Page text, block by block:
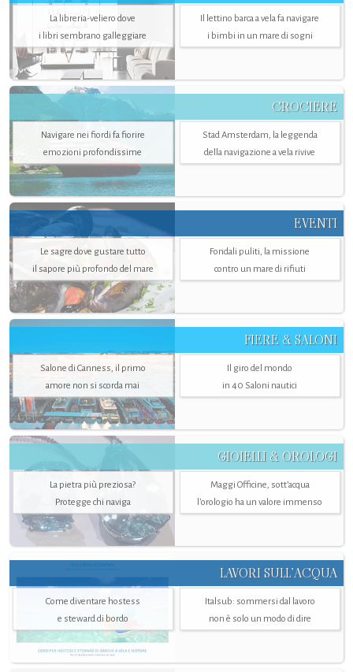
La libreria-veliero dove
i libri sembrano galleggiare
Il lettino barca a vela fa navigare
i bimbi in un mare di sogni
CROCIERE
Navigare nei fiordi fa fiorire
emozioni profondissime
Stad Amsterdam, la leggenda
della navigazione a vela rivive
EVENTI
Le sagre dove gustare tutto
il sapore più profondo del mare
Fondali puliti, la missione
contro un mare di rifiuti
FIERE & SALONI
Salone di Canness, il primo
amore non si scorda mai
Il giro del mondo
in 40 Saloni nautici
GIOIELLI & OROLOGI
La pietra più preziosa?
Protegge chi naviga
Maggi Officine, sott’acqua
l'orologio ha un valore immenso
LAVORI SULL’ACQUA
Come diventare hostess
e steward di bordo
Italsub: sommersi dal lavoro
non è solo un modo di dire